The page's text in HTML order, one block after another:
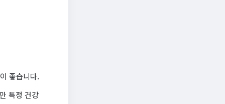
좋습니다.
특정 건강